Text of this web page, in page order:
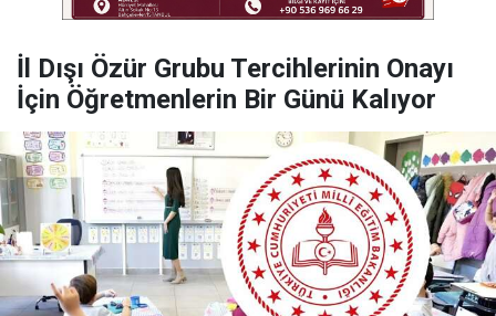
İl Dışı Özür Grubu Tercihlerinin Onayı
İçin Öğretmenlerin Bir Günü Kalıyor